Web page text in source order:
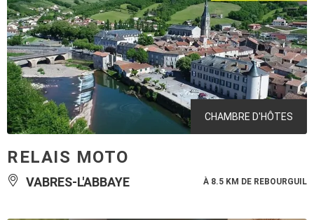
CHAMBRE D'HÔTES
RELAIS MOTO
VABRES-L'ABBAYE À 8.5 KM DE REBOURGUIL